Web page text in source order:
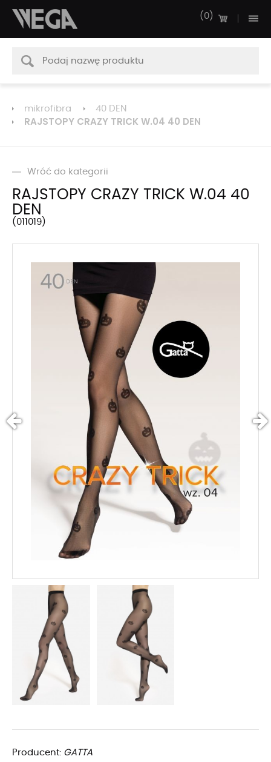
0
mikrofibra 40 DEN
RAJSTOPY CRAZY TRICK W.04 40 DEN
Wróć do kategorii
RAJSTOPY CRAZY TRICK W.04 40
DEN
011019
Producent: GATTA